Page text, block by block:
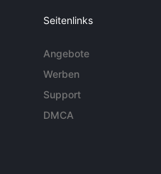
Seitenlinks
Angebote
Werben
Support
DMCA